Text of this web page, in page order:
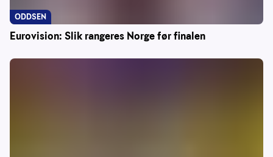
Eurovision: Slik rangeres Norge før finalen
ODDSEN